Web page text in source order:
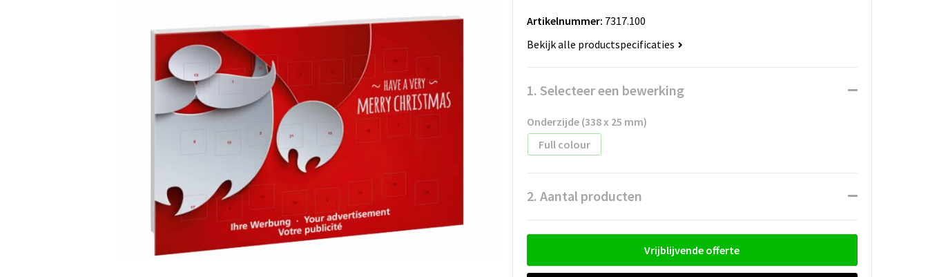
Artikelnummer: 7317.100
Bekijk alle productspecificaties
1. Selecteer een bewerking
Onderzijde (338 x 25 mm)
Full colour
2. Aantal producten
Vrijblijvende offerte